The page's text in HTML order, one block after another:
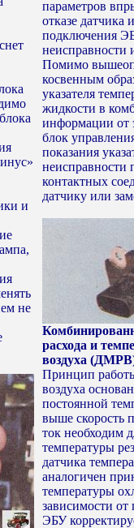
и
не
параметров
отказе датчика
подключения
неисправности
Помимо
косвенным
указателя
жидкости в
информации от
блок
показания
неисправности
контактных
датчику или
расхода и
воздуха
Принцип
воздуха
постоянной
выше скорость
ток необходим
температуры
датчика
аналогичен
температуры
зависимости от
ЭБУ